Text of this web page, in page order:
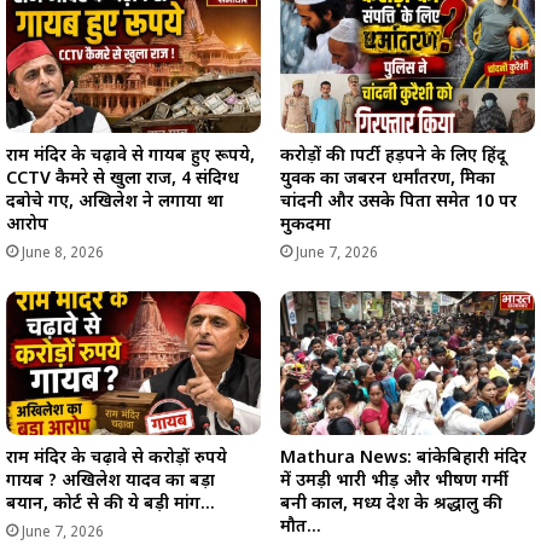
राम मंदिर के चढ़ावे से गायब हुए रूपये,
CCTV कैमरे से खुला राज, 4 संदिग्ध
दबोचे गए, अखिलेश ने लगाया था
आरोप
June 8, 2026
करोड़ों की प्रापर्टी हड़पने के लिए हिंदू
युवक का जबरन धर्मांतरण, प्रेमिका
चांदनी और उसके पिता समेत 10 पर
मुकदमा
June 7, 2026
राम मंदिर के चढ़ावे से करोड़ों रुपये
गायब ? अखिलेश यादव का बड़ा
बयान, कोर्ट से की ये बड़ी मांग…
June 7, 2026
Mathura News: बांकेबिहारी मंदिर
में उमड़ी भारी भीड़ और भीषण गर्मी
बनी काल, मध्य प्रदेश के श्रद्धालु की
मौत…